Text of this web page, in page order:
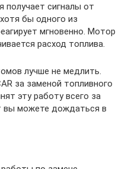
получает сигналы от
бы одного из
мгновенно. Мотор
расход топлива.
лучше не медлить.
за заменой топливного
эту работу всего за
вы можете дождаться в